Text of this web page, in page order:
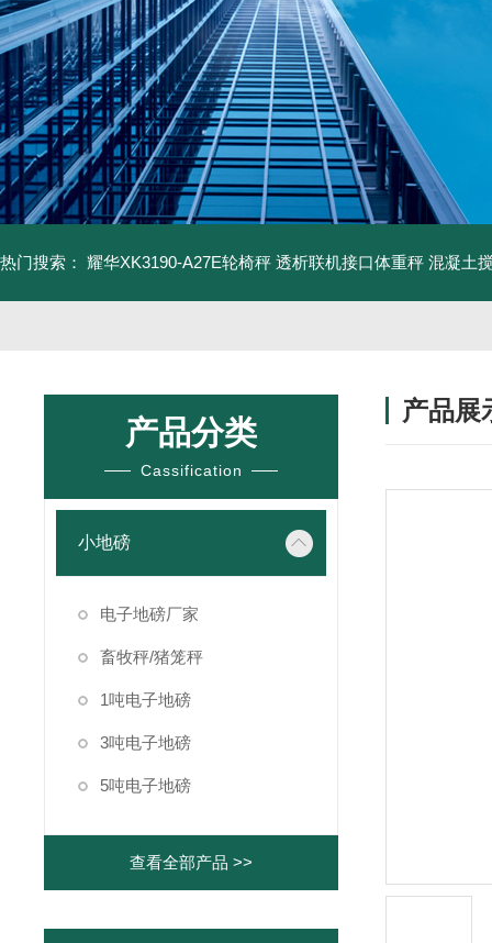
热门搜索： 耀华XK3190-A27E轮椅秤 透析联机接口体重秤 混凝土
产品分类
Cassification
小地磅
电子地磅厂家
畜牧秤/猪笼秤
1吨电子地磅
3吨电子地磅
5吨电子地磅
查看全部产品 >>
产品展